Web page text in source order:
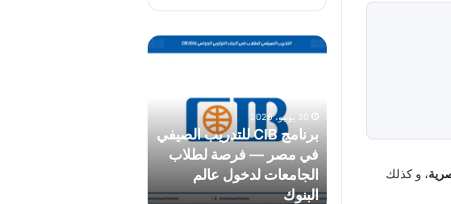
، و كذلك
برنامج
—
فرصة
لطلاب
الجامعات
30 يونيو، 2026
برنامج CIB للتدريب الصيفي
في مصر — فرصة لطلاب
الجامعات لدخول عالم
البنوك